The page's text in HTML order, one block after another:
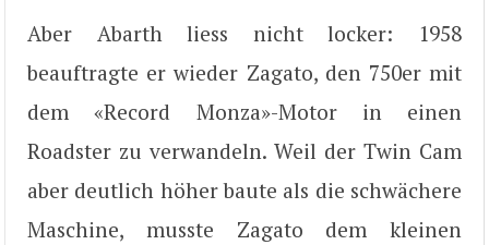
Aber Abarth liess nicht locker: 1958
beauftragte er wieder Zagato, den 750er mit
dem «Record Monza»-Motor in einen
Roadster zu verwandeln. Weil der Twin Cam
aber deutlich höher baute als die schwächere
Maschine, musste Zagato dem kleinen